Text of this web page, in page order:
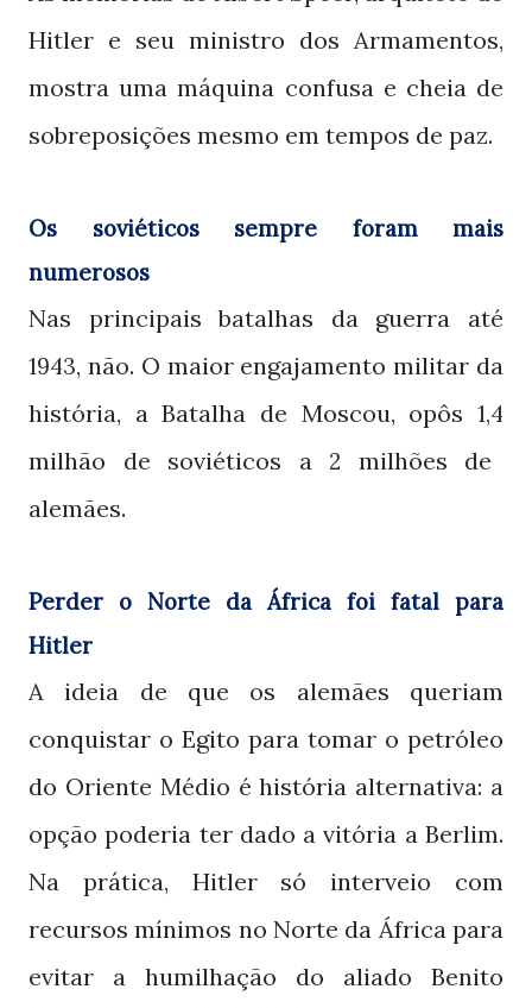
Hitler e seu ministro dos Armamentos,
mostra uma máquina confusa e cheia de
sobreposições mesmo em tempos de paz.
Os soviéticos sempre foram mais
numerosos
Nas principais batalhas da guerra até
1943, não. O maior engajamento militar da
história, a Batalha de Moscou, opôs 1,4
milhão de soviéticos a 2 milhões de
alemães.
Perder o Norte da África foi fatal para
Hitler
A ideia de que os alemães queriam
conquistar o Egito para tomar o petróleo
do Oriente Médio é história alternativa: a
opção poderia ter dado a vitória a Berlim.
Na prática, Hitler só interveio com
recursos mínimos no Norte da África para
evitar a humilhação do aliado Benito